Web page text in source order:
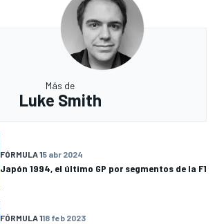
Más de
Luke Smith
FÓRMULA 15 abr 2024
Japón 1994, el último GP por segmentos de la F1
FÓRMULA 118 feb 2023